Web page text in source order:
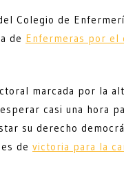
Colegio de
de Enfermeras por el
marcada por la
casi una hora
su derecho
de victoria para la